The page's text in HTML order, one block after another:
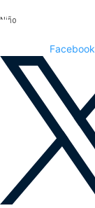
Niño
Facebook